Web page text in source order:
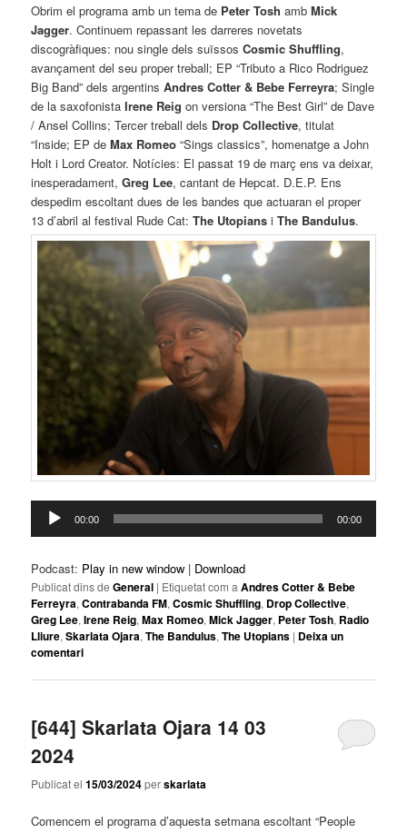
Obrim el programa amb un tema de Peter Tosh ambMick
Jagger. Continuem repassant les darreres novetats
discogràfiques: nou single dels suïssosCosmic Shuffling,
avançament del seu proper treball; EP “Tributo a Rico Rodriguez
Big Band” dels argentinsAndres Cotter & Bebe Ferreyra; Single
de la saxofonistaIrene Reig on versiona “The Best Girl” de Dave
/ Ansel Collins; Tercer treball dels Drop Collective, titulat
“Inside; EP deMax Romeo “Sings classics”, homenatge a John
Holt i Lord Creator. Notícies: El passat 19 de març ens va deixar,
inesperadament,Greg Lee, cantant de Hepcat. D.E.P. Ens
despedim escoltant dues de les bandes que actuaran el proper
13 d’abril al festival Rude Cat:The Utopians iThe Bandulus.
Reproductor
d'àudio
00:00 00:00
Podcast: Play in new window | Download
Publicat dins de General | Etiquetat com a Andres Cotter & Bebe
Ferreyra,Contrabanda FM,Cosmic Shuffling, Drop Collective,
Greg Lee,Irene Reig,Max Romeo,Mick Jagger, Peter Tosh, Radio
Lliure,Skarlata Ojara,The Bandulus,The Utopians | Deixa un
comentari
[644] Skarlata Ojara 14 03
2024
Publicat el15/03/2024perskarlata
Comencem el programa d’aquesta setmana escoltant “People